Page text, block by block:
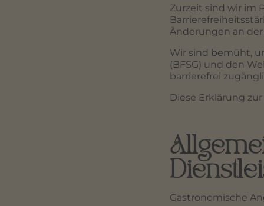
Zurzeit sind wir im
Änderungen an
Wir sind bemüht,
(BFSG) und den
barrierefrei
Diese Erklärung
Gastronomische